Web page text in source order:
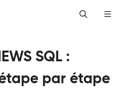
SQL :
par étape